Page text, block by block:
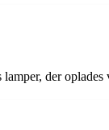
der oplades